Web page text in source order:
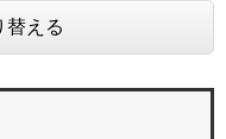
替える